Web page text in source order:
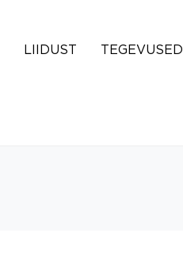
LIIDUST TEGEVUSED